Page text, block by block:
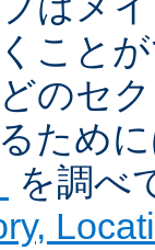
こと
のセ
ため
を調べ